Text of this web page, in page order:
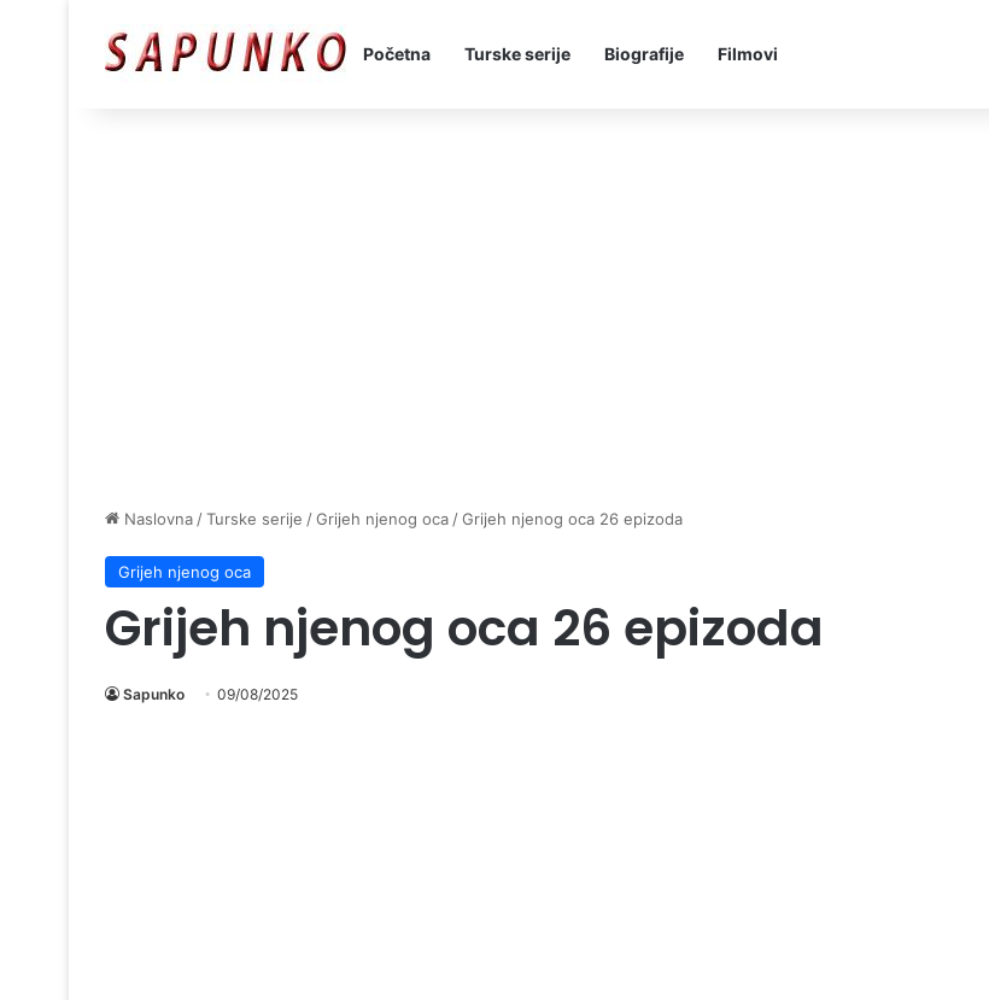
Početna Turske serije Biografije Filmovi
Naslovna /Turske serije /Grijeh njenog oca /Grijeh njenog oca 26 epizoda
Grijeh njenog oca
Grijeh njenog oca 26 epizoda
Sapunko 09/08/2025